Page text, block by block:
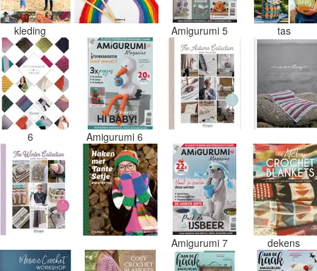
kleding Amigurumi 5 tas
6 Amigurumi 6
Amigurumi 7 dekens